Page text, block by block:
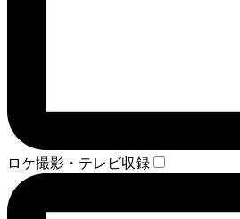
ロケ撮影・テレビ収録